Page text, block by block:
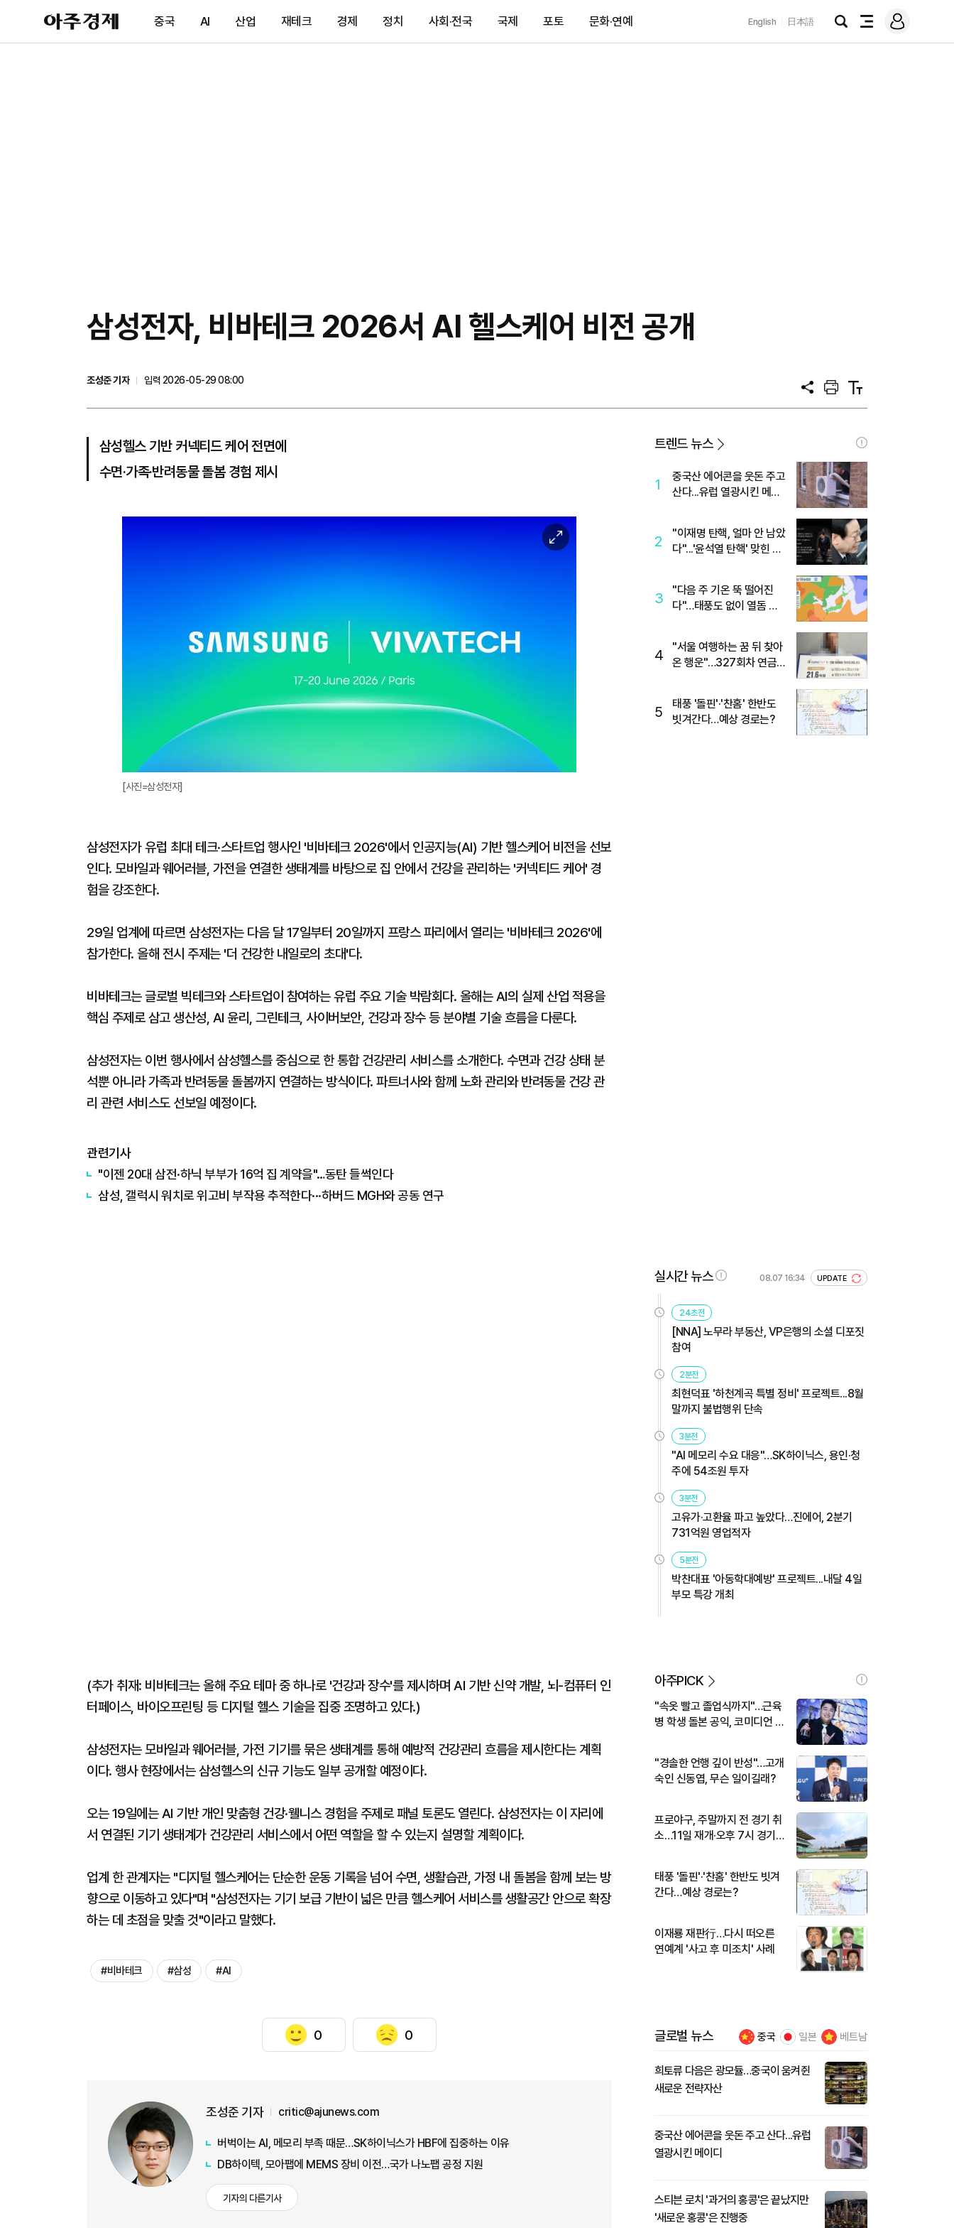
아
주
제
중국 AI 산업 재테크 경제 정치 사회·전국 국제 포토 문화·연예 English 日本語
검
전
메
그
삼성전자, 비바테크 2026서 AI 헬스케어 비전 공개
조성준 기자
입력 2026-05-29 08:00
공
프
트
텍
트
삼성헬스 기반 커넥티드 케어 전면에
수면·가족·반려동물 돌봄 경험 제시
이
미
[사진=삼성전자]
삼성전자가 유럽 최대 테크·스타트업 행사인 '비바테크 2026'에서 인공지능(AI) 기반 헬스케어 비전을 선보
인다. 모바일과 웨어러블, 가전을 연결한 생태계를 바탕으로 집 안에서 건강을 관리하는 '커넥티드 케어' 경
험을 강조한다.
29일 업계에 따르면 삼성전자는 다음 달 17일부터 20일까지 프랑스 파리에서 열리는 '비바테크 2026'에
참가한다. 올해 전시 주제는 '더 건강한 내일로의 초대'다.
비바테크는 글로벌 빅테크와 스타트업이 참여하는 유럽 주요 기술 박람회다. 올해는 AI의 실제 산업 적용을
핵심 주제로 삼고 생산성, AI 윤리, 그린테크, 사이버보안, 건강과 장수 등 분야별 기술 흐름을 다룬다.
삼성전자는 이번 행사에서 삼성헬스를 중심으로 한 통합 건강관리 서비스를 소개한다. 수면과 건강 상태 분
석뿐 아니라 가족과 반려동물 돌봄까지 연결하는 방식이다. 파트너사와 함께 노화 관리와 반려동물 건강 관
리 관련 서비스도 선보일 예정이다.
관련기사
"이젠 20대 삼전·하닉 부부가 16억 집 계약을"…동탄 들썩인다
삼성, 갤럭시 워치로 위고비 부작용 추적한다···하버드 MGH와 공동 연구
(추가 취재: 비바테크는 올해 주요 테마 중 하나로 '건강과 장수'를 제시하며 AI 기반 신약 개발, 뇌-컴퓨터 인
터페이스, 바이오프린팅 등 디지털 헬스 기술을 집중 조명하고 있다.)
삼성전자는 모바일과 웨어러블, 가전 기기를 묶은 생태계를 통해 예방적 건강관리 흐름을 제시한다는 계획
이다. 행사 현장에서는 삼성헬스의 신규 기능도 일부 공개할 예정이다.
오는 19일에는 AI 기반 개인 맞춤형 건강·웰니스 경험을 주제로 패널 토론도 열린다. 삼성전자는 이 자리에
서 연결된 기기 생태계가 건강관리 서비스에서 어떤 역할을 할 수 있는지 설명할 계획이다.
업계 한 관계자는 "디지털 헬스케어는 단순한 운동 기록을 넘어 수면, 생활습관, 가정 내 돌봄을 함께 보는 방
향으로 이동하고 있다"며 "삼성전자는 기기 보급 기반이 넓은 만큼 헬스케어 서비스를 생활공간 안으로 확장
하는 데 초점을 맞출 것"이라고 말했다.
#비바테크 #삼성 #AI
0 0
조성준 기자 critic@ajunews.com
버벅이는 AI, 메모리 부족 때문…SK하이닉스가 HBF에 집중하는 이유
DB하이텍, 모아팹에 MEMS 장비 이전…국가 나노팹 공정 지원
기자의 다른기사
트렌드 뉴스
1
중국산 에어콘을 웃돈 주고
산다...유럽 열광시킨 메이
2
"이재명 탄핵, 얼마 안 남았
다"...'윤석열 탄핵' 맞힌 무
3
"다음 주 기온 뚝 떨어진
다"…태풍도 없이 열돔 박
4
"서울 여행하는 꿈 뒤 찾아
온 행운"…327회차 연금
5
태풍 '돌핀'·'찬홈' 한반도
빗겨간다…예상 경로는?
실시간 뉴스 08.07 16:34 UPDATE
24초전
[NNA] 노무라 부동산, VP은행의 소셜 디포짓
참여
2분전
최현덕표 '하천계곡 특별 정비' 프로젝트...8월
말까지 불법행위 단속
3분전
"AI 메모리 수요 대응"…SK하이닉스, 용인·청
주에 54조원 투자
3분전
고유가·고환율 파고 높았다…진에어, 2분기
731억원 영업적자
5분전
박찬대표 '아동학대예방' 프로젝트...내달 4일
부모 특강 개최
아주PICK
"속옷 빨고 졸업식까지"…근육
병 학생 돌본 공익, 코미디언 김
"경솔한 언행 깊이 반성"…고개
숙인 신동엽, 무슨 일이길래?
프로야구, 주말까지 전 경기 취
소…11일 재개·오후 7시 경기
태풍 '돌핀'·'찬홈' 한반도 빗겨
간다…예상 경로는?
이재룡 재판行…다시 떠오른
연예계 '사고 후 미조치' 사례
글로벌 뉴스 중국 일본 베트남
희토류 다음은 광모듈…중국이 움켜쥔
새로운 전략자산
중국산 에어콘을 웃돈 주고 산다...유럽
열광시킨 메이디
스티븐 로치 '과거의 홍콩'은 끝났지만
'새로운 홍콩'은 진행중